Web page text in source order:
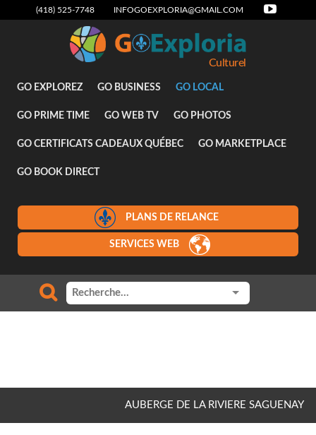
(418) 525-7748 INFOGOEXPLORIA@GMAIL.COM
Culturel
GO EXPLOREZ GO BUSINESS GO LOCAL
GO PRIME TIME GO WEB TV GO PHOTOS
GO CERTIFICATS CADEAUX QUÉBEC GO MARKETPLACE
GO BOOK DIRECT
PLANS DE RELANCE
SERVICES WEB
AUBERGE DE LA RIVIERE SAGUENAY